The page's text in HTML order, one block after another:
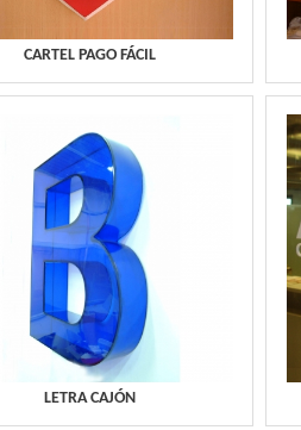
CARTEL PAGO FÁCIL
LETRA CAJÓN